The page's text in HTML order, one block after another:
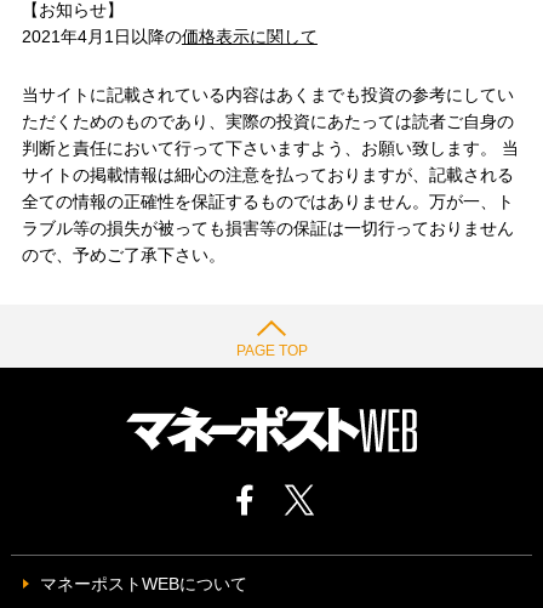
【お知らせ】
2021年4月1日以降の価格表示に関して
当サイトに記載されている内容はあくまでも投資の参考にしてい
ただくためのものであり、実際の投資にあたっては読者ご自身の
判断と責任において行って下さいますよう、お願い致します。 当
サイトの掲載情報は細心の注意を払っておりますが、記載される
全ての情報の正確性を保証するものではありません。万が一、ト
ラブル等の損失が被っても損害等の保証は一切行っておりません
ので、予めご了承下さい。
PAGE TOP
マネーポストWEBについて